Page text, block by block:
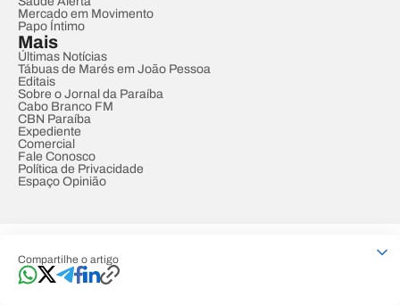
Compartilhe o artigo
Mercado em Movimento
Papo Íntimo
Mais
Últimas Notícias
Tábuas de Marés em João Pessoa
Editais
Sobre o Jornal da Paraíba
Cabo Branco FM
CBN Paraíba
Expediente
Comercial
Fale Conosco
Política de Privacidade
Espaço Opinião
Developed by Designed by